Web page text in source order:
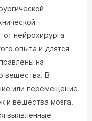
нейрохирурга
опыта и длятся
на
вещества. В
или перемещение
и вещества мозга.
выявленные